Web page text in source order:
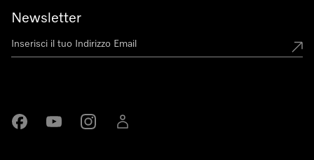
Newsletter